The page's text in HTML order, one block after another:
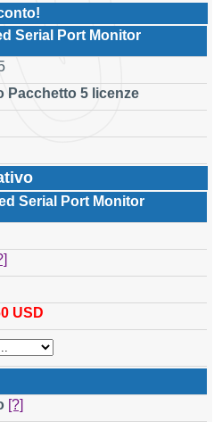
Serial Port Monitor
Pacchetto 5 licenze
Serial Port Monitor
USD
[?]